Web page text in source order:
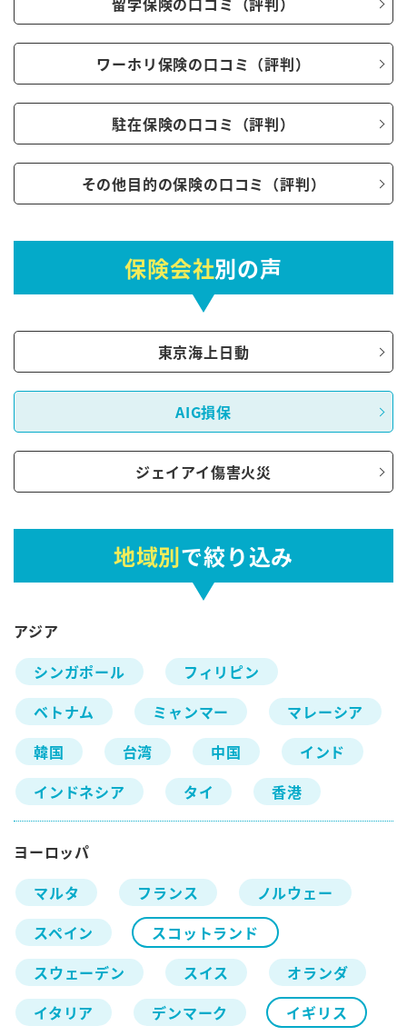
ワーホリ保険の口コミ（評判）
駐在保険の口コミ（評判）
その他目的の保険の口コミ（評判）
保険会社別の声
東京海上日動
AIG損保
ジェイアイ傷害火災
地域別で絞り込み
アジア
シンガポール
フィリピン
ベトナム
ミャンマー
マレーシア
韓国
台湾 中国
インド
インドネシア
タイ 香港
ヨーロッパ
マルタ
フランス
ノルウェー
スペイン
スコットランド
スウェーデン
スイス
オランダ
イタリア
デンマーク
イギリス